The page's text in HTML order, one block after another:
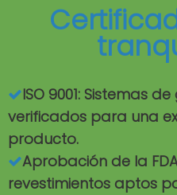
ISO 9001: Sistemas
verificados para una
producto.
Aprobación de la
revestimientos aptos